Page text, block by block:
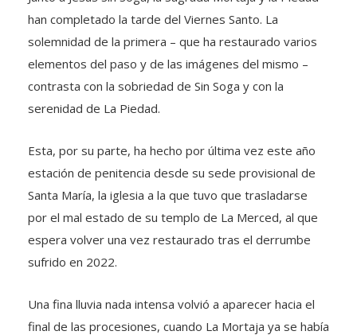
han completado la tarde del Viernes Santo. La
solemnidad de la primera – que ha restaurado varios
elementos del paso y de las imágenes del mismo –
contrasta con la sobriedad de Sin Soga y con la
serenidad de La Piedad.
Esta, por su parte, ha hecho por última vez este año
estación de penitencia desde su sede provisional de
Santa María, la iglesia a la que tuvo que trasladarse
por el mal estado de su templo de La Merced, al que
espera volver una vez restaurado tras el derrumbe
sufrido en 2022.
Una fina lluvia nada intensa volvió a aparecer hacia el
final de las procesiones, cuando La Mortaja ya se había